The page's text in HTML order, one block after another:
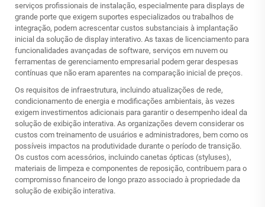
serviços profissionais de instalação, especialmente para displays de
grande porte que exigem suportes especializados ou trabalhos de
integração, podem acrescentar custos substanciais à implantação
inicial da solução de display interativo. As taxas de licenciamento para
funcionalidades avançadas de software, serviços em nuvem ou
ferramentas de gerenciamento empresarial podem gerar despesas
contínuas que não eram aparentes na comparação inicial de preços.
Os requisitos de infraestrutura, incluindo atualizações de rede,
condicionamento de energia e modificações ambientais, às vezes
exigem investimentos adicionais para garantir o desempenho ideal da
solução de exibição interativa. As organizações devem considerar os
custos com treinamento de usuários e administradores, bem como os
possíveis impactos na produtividade durante o período de transição.
Os custos com acessórios, incluindo canetas ópticas (styluses),
materiais de limpeza e componentes de reposição, contribuem para o
compromisso financeiro de longo prazo associado à propriedade da
solução de exibição interativa.